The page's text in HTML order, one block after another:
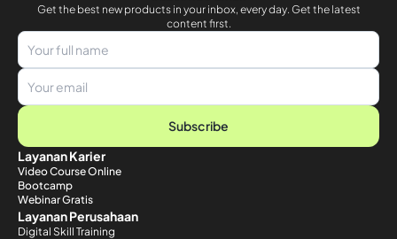
Get the best new products in your inbox, every day. Get the latest
content first.
Subscribe
Layanan Karier
Video Course Online
Bootcamp
Webinar Gratis
Layanan Perusahaan
Digital Skill Training